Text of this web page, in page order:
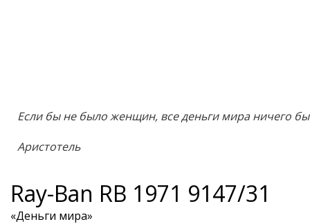
Если бы не было женщин, все деньги мира ничего
Аристотель
Ray-Ban RB 1971 9147/31
«Деньги мира»